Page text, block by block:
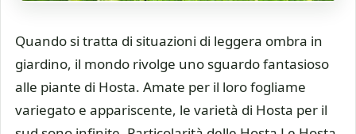
Quando si tratta di situazioni di leggera ombra in
giardino, il mondo rivolge uno sguardo fantasioso
alle piante di Hosta. Amate per il loro fogliame
variegato e appariscente, le varietà di Hosta per il